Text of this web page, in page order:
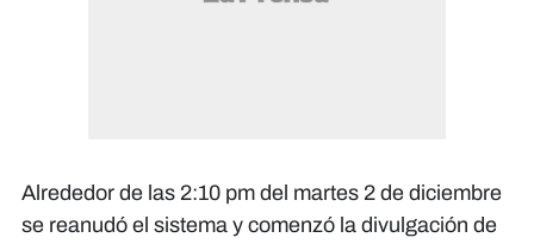
Alrededor de las 2:10 pm del martes 2 de diciembre
se reanudó el sistema y comenzó la divulgación de